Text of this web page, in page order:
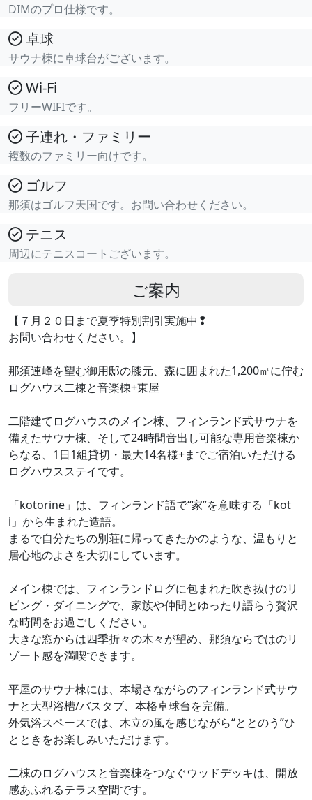
DIMのプロ仕様です。
卓球
サウナ棟に卓球台がございます。
Wi-Fi
フリーWIFIです。
子連れ・ファミリー
複数のファミリー向けです。
ゴルフ
那須はゴルフ天国です。お問い合わせください。
テニス
周辺にテニスコートございます。
ご案内
【７月２０日まで夏季特別割引実施中❢
お問い合わせください。】
那須連峰を望む御用邸の膝元、森に囲まれた1,200㎡に佇む
ログハウス二棟と音楽棟+東屋
二階建てログハウスのメイン棟、フィンランド式サウナを
備えたサウナ棟、そして24時間音出し可能な専用音楽棟か
らなる、1日1組貸切・最大14名様+までご宿泊いただける
ログハウスステイです。
「kotorine」は、フィンランド語で“家”を意味する「kot
i」から生まれた造語。
まるで自分たちの別荘に帰ってきたかのような、温もりと
居心地のよさを大切にしています。
メイン棟では、フィンランドログに包まれた吹き抜けのリ
ビング・ダイニングで、家族や仲間とゆったり語らう贅沢
な時間をお過ごしください。
大きな窓からは四季折々の木々が望め、那須ならではのリ
ゾート感を満喫できます。
平屋のサウナ棟には、本場さながらのフィンランド式サウ
ナと大型浴槽/バスタブ、本格卓球台を完備。
外気浴スペースでは、木立の風を感じながら“ととのう”ひ
とときをお楽しみいただけます。
二棟のログハウスと音楽棟をつなぐウッドデッキは、開放
感あふれるテラス空間です。